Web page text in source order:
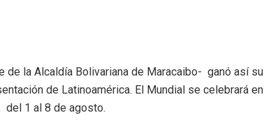
de la Alcaldía Bolivariana de Maracaibo- ganó así su
de Latinoamérica. El Mundial se celebrará en
del 1 al 8 de agosto.